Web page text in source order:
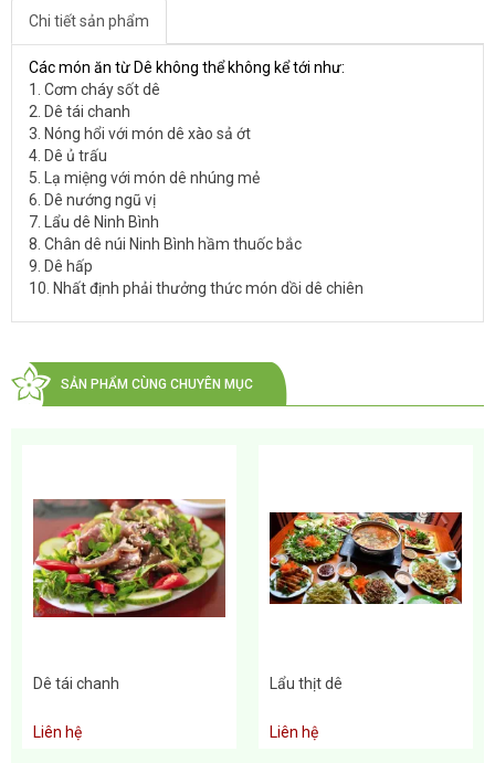
Chi tiết sản phẩm
Các món ăn từ Dê không thể không kể tới như:
1. Cơm cháy sốt dê
2. Dê tái chanh
3. Nóng hổi với món dê xào sả ớt
4. Dê ủ trấu
5. Lạ miệng với món dê nhúng mẻ
6. Dê nướng ngũ vị
7. Lẩu dê Ninh Bình
8. Chân dê núi Ninh Bình hầm thuốc bắc
9. Dê hấp
10. Nhất định phải thưởng thức món dồi dê chiên
SẢN PHẨM CÙNG CHUYÊN MỤC
Dê tái chanh
Liên hệ
Lẩu thịt dê
Liên hệ